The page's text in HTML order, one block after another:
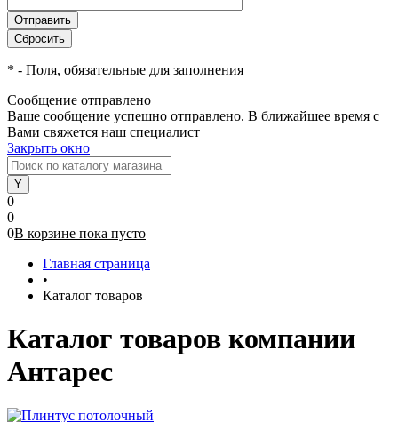
* - Поля, обязательные для заполнения
Сообщение отправлено
Ваше сообщение успешно отправлено. В ближайшее время с
Вами свяжется наш специалист
Закрыть окно
0
0
0В корзине пока пусто
Главная страница
•
Каталог товаров
Каталог товаров компании
Антарес